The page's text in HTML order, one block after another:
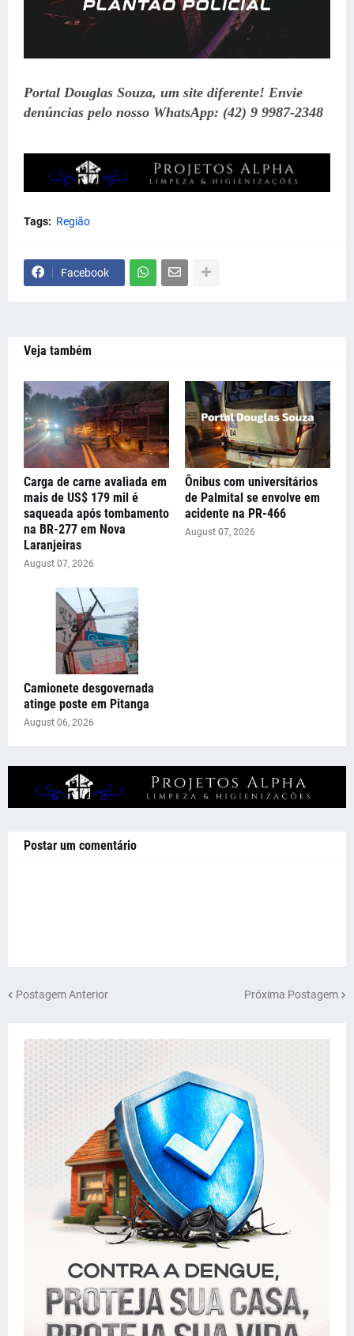
Portal Douglas Souza, um site diferente! Envie
denúncias pelo nosso WhatsApp: (42) 9 9987-2348
Tags: Região
Facebook
Veja também
Carga de carne avaliada em
mais de US$ 179 mil é
saqueada após tombamento
na BR-277 em Nova
Laranjeiras
August 07, 2026
Ônibus com universitários
de Palmital se envolve em
acidente na PR-466
August 07, 2026
Camionete desgovernada
atinge poste em Pitanga
August 06, 2026
Postar um comentário
Postagem Anterior Próxima Postagem